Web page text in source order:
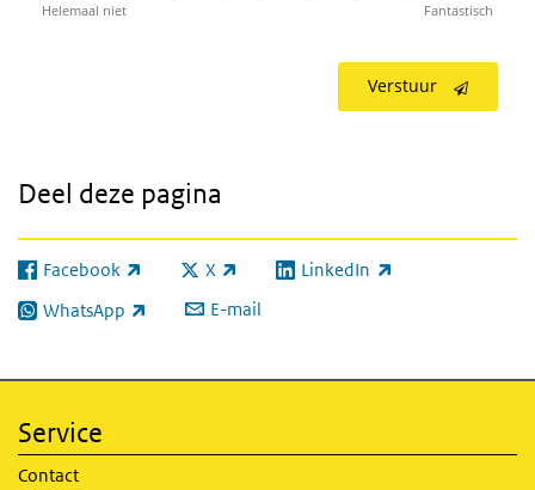
Helemaal niet Fantastisch
Verstuur
Deel deze pagina
Facebook
(externe link) X
(externe link) LinkedIn
(externe link)
WhatsApp
(externe link) E-mail
Service
Contact